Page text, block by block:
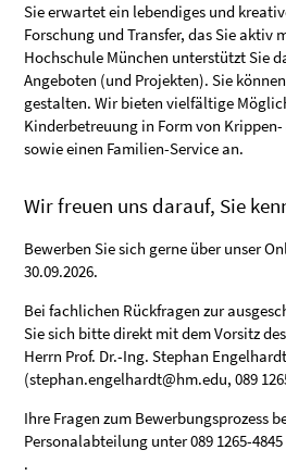
Sie erwartet ein lebendiges und
Forschung und Transfer, das Sie aktiv
Hochschule München unterstützt Sie
Angeboten (und Projekten). Sie
gestalten. Wir bieten vielfältige
Kinderbetreuung in Form von
sowie einen Familien-Service an.
Wir freuen uns darauf, Sie
Bewerben Sie sich gerne über unser
30.09.2026.
Bei fachlichen Rückfragen zur
Sie sich bitte direkt mit dem Vorsitz
Herrn Prof. Dr.-Ing. Stephan Engelhardt
(stephan.engelhardt@hm.edu, 089
Ihre Fragen zum Bewerbungsprozess
Personalabteilung unter 089 1265-
.